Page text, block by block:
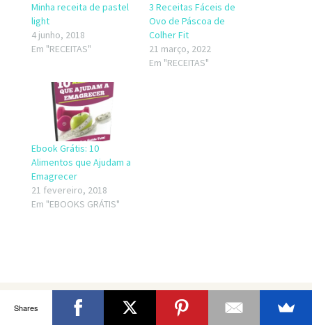
Minha receita de pastel
light
4 junho, 2018
Em "RECEITAS"
3 Receitas Fáceis de
Ovo de Páscoa de
Colher Fit
21 março, 2022
Em "RECEITAS"
Ebook Grátis: 10
Alimentos que Ajudam a
Emagrecer
21 fevereiro, 2018
Em "EBOOKS GRÁTIS"
Shares